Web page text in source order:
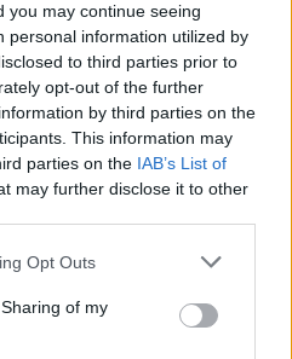
you may continue seeing
personal information utilized by
to third parties prior to
opt-out of the further
by third parties on the
This information may
parties on the IAB’s List of
may further disclose it to other
Opt Outs
of my
«Χρηματοδοτούμε
ευρώ την ενεργειακή
του Γηροκομείου
2026
Qualco Αποκτά το 50,1% της
2026
Παραχώρησε το